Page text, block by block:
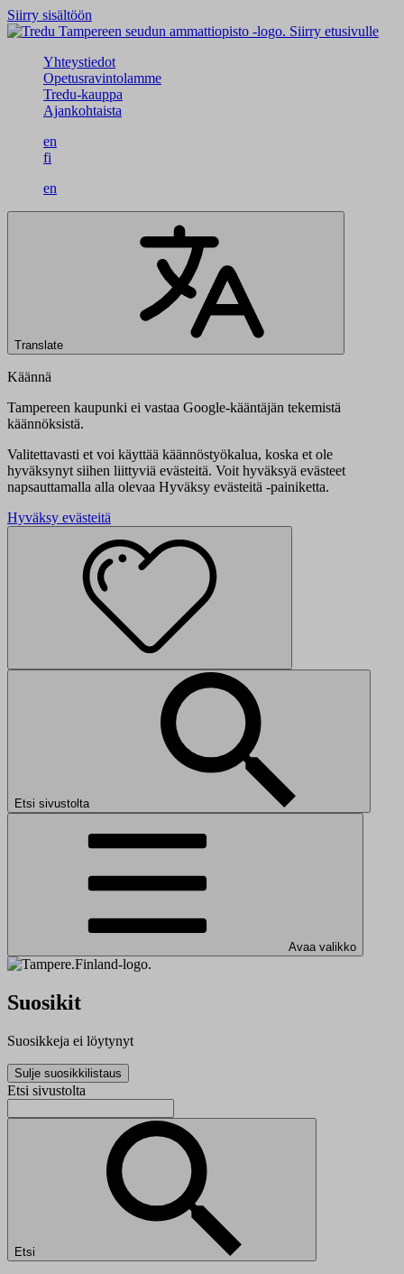
Siirry sisältöön
Siirry etusivulle
Yhteystiedot
Opetusravintolamme
Tredu-kauppa
Ajankohtaista
en
fi
en
Translate
Käännä
Tampereen kaupunki ei vastaa Google-kääntäjän tekemistä
käännöksistä.
Valitettavasti et voi käyttää käännöstyökalua, koska et ole
hyväksynyt siihen liittyviä evästeitä. Voit hyväksyä evästeet
napsauttamalla alla olevaa Hyväksy evästeitä -painiketta.
Hyväksy evästeitä
Etsi sivustolta
Avaa valikko
Suosikit
Suosikkeja ei löytynyt
Sulje suosikkilistaus
Etsi sivustolta
Etsi